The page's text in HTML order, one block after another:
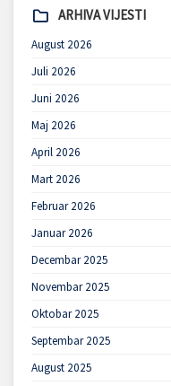
ARHIVA VIJESTI
August 2026
Juli 2026
Juni 2026
Maj 2026
April 2026
Mart 2026
Februar 2026
Januar 2026
Decembar 2025
Novembar 2025
Oktobar 2025
Septembar 2025
August 2025